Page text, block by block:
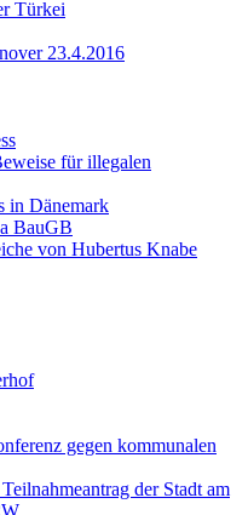
Türkei
23.4.2016
für illegalen
in Dänemark
BauGB
von Hubertus Knabe
gegen kommunalen
der Stadt am